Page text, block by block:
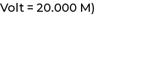
= 20.000 M)